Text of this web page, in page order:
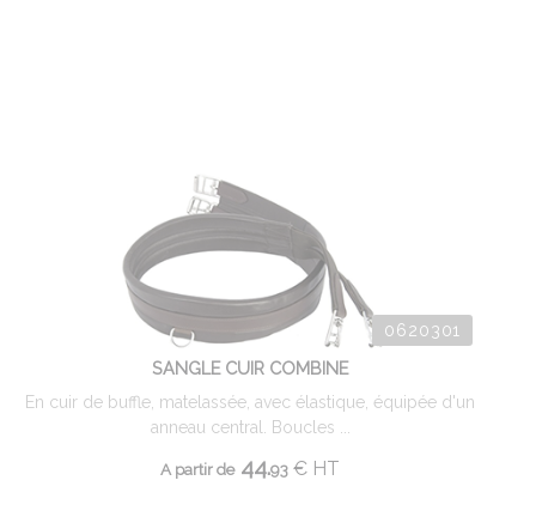
0620301
SANGLE CUIR COMBINE
En cuir de buffle, matelassée, avec élastique, équipée d'un
anneau central. Boucles ...
A partir de44.93 € HT